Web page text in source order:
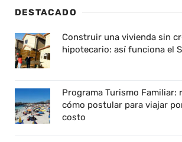
DESTACADO
Construir una vivienda sin
hipotecario: así funciona el
Programa Turismo Familiar:
cómo postular para viajar
costo